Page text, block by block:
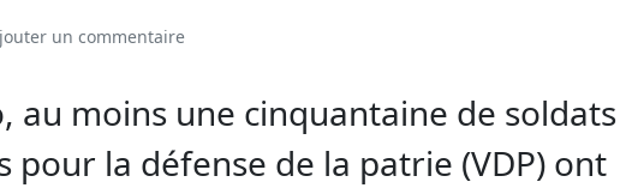
un commentaire
au moins une cinquantaine de soldats
pour la défense de la patrie (VDP) ont